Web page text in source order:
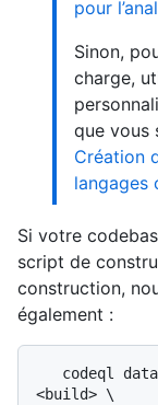
pour
Sinon,
charge,
que vous
Création
langages
Si votre
script de
construction,
également :
<build> \